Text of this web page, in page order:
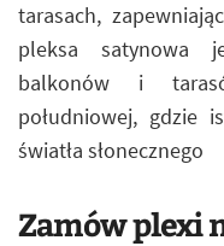
tarasach,
pleksa satynowa
balkonów i
południowej, gdzie
światła słonecznego
Zamów plexi